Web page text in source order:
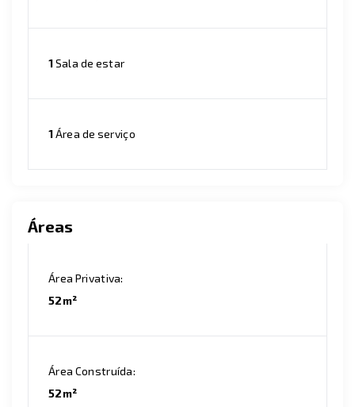
1Sala de estar
1Área de serviço
Áreas
Área Privativa:
52m²
Área Construída:
52m²